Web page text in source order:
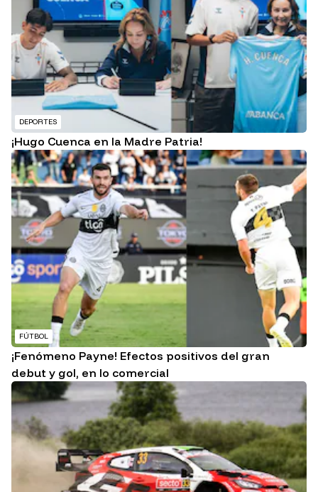
DEPORTES
¡Hugo Cuenca en la Madre Patria!
FÚTBOL
¡Fenómeno Payne! Efectos positivos del gran
debut y gol, en lo comercial